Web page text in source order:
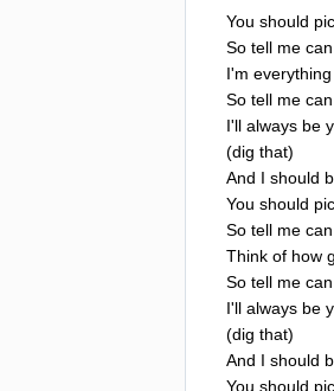
You should
So tell me can
I'm everything
So tell me can
I'll always be
(dig that)
And I should
You should
So tell me can
Think of how
So tell me can
I'll always be
(dig that)
And I should
You should